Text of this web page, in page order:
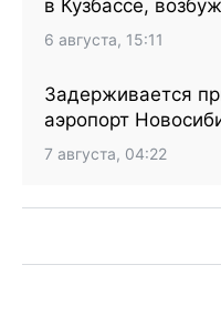
в Кузбассе,
6 августа, 15:11
Задерживается
аэропорт
7 августа, 04:22